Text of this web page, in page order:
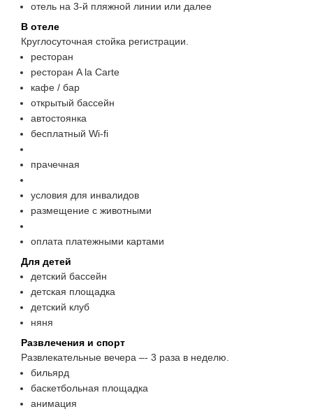
отель на 3-й пляжной линии или далее
В отеле
Круглосуточная стойка регистрации.
ресторан
ресторан A la Carte
кафе / бар
открытый бассейн
автостоянка
бесплатный Wi-fi
прачечная
условия для инвалидов
размещение с животными
оплата платежными картами
Для детей
детский бассейн
детская площадка
детский клуб
няня
Развлечения и спорт
Развлекательные вечера –- 3 раза в неделю.
бильярд
баскетбольная площадка
анимация